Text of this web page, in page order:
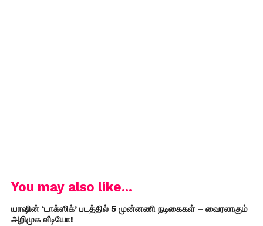
You may also like...
யாஷின் ‘டாக்ஸிக்’ படத்தில் 5 முன்னணி நடிகைகள் – வைரலாகும்
அறிமுக வீடியோ!